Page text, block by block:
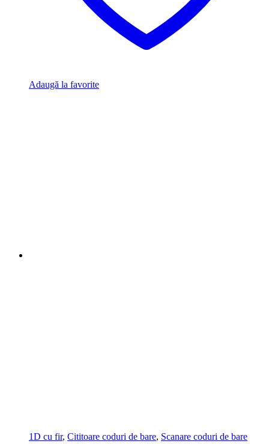
Adaugă la favorite
1D cu fir, Cititoare coduri de bare, Scanare coduri de bare